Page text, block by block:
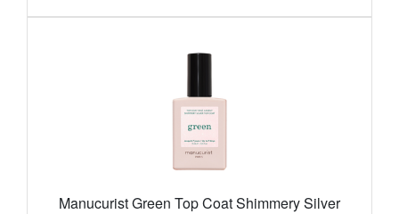
Manucurist Green Top Coat Shimmery Silver